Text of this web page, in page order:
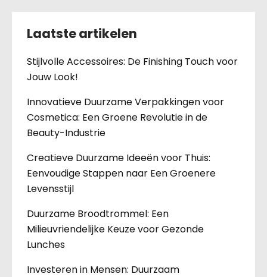
Laatste artikelen
Stijlvolle Accessoires: De Finishing Touch voor
Jouw Look!
Innovatieve Duurzame Verpakkingen voor
Cosmetica: Een Groene Revolutie in de
Beauty-Industrie
Creatieve Duurzame Ideeën voor Thuis:
Eenvoudige Stappen naar Een Groenere
Levensstijl
Duurzame Broodtrommel: Een
Milieuvriendelijke Keuze voor Gezonde
Lunches
Investeren in Mensen: Duurzaam